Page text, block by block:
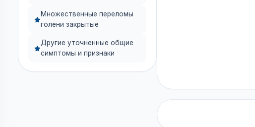
Множественные переломы
голени закрытые
Другие уточненные общие
симптомы и признаки